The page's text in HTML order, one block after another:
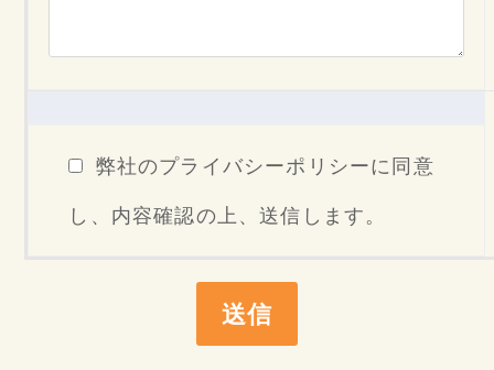
弊社のプライバシーポリシーに同意
し、内容確認の上、送信します。